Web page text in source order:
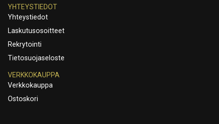
YHTEYSTIEDOT
Yhteystiedot
Laskutusosoitteet
Rekrytointi
Tietosuojaseloste
VERKKOKAUPPA
Verkkokauppa
Ostoskori